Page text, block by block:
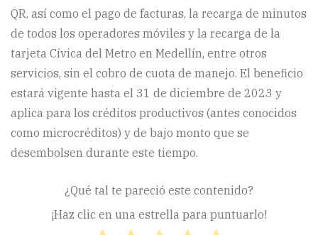
QR, así como el pago de facturas, la recarga de minutos
de todos los operadores móviles y la recarga de la
tarjeta Cívica del Metro en Medellín, entre otros
servicios, sin el cobro de cuota de manejo. El beneficio
estará vigente hasta el 31 de diciembre de 2023 y
aplica para los créditos productivos (antes conocidos
como microcréditos) y de bajo monto que se
desembolsen durante este tiempo.
¿Qué tal te pareció este contenido?
¡Haz clic en una estrella para puntuarlo!